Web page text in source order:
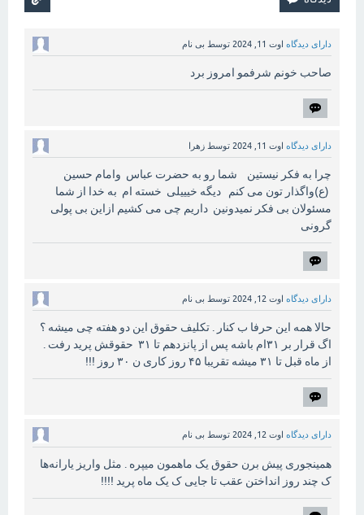
دارای دیدگاه اوت 11, 2024 توسط بی نام
صاحب خونم شرفمو امروز برد
دارای دیدگاه اوت 11, 2024 توسط زهرا
چرا به فکر نیستین شما رو به حضرت عباس وامام حسین
(ع)واگذار تون می کنم دیگه خیییلی خسته ام به خدا از شما
مسئولان بی فکر نمیدونین داریم چی می کشیم ازاین بی پولی
گرونی
دارای دیدگاه اوت 12, 2024 توسط بی نام
حالا همه این حرفا ب کنار . تکلیف حقوق این دو هفته چی میشه ؟
اگ قرار بر ۳۱ام باشه پس از پانزدهم تا ۳۱ حقوقش پرید رفت .
از ماه قبل تا ۳۱ میشه تقریبا ۴۵ روز کاری ن ۳۰ روز !!!
دارای دیدگاه اوت 12, 2024 توسط بی نام
همینجوری پیش برن حقوق یک ماهمون میپره . مثل واریز یارانه‌ها
ک چند روز انداختن عقب تا جایی ک یک ماه پرید !!!!